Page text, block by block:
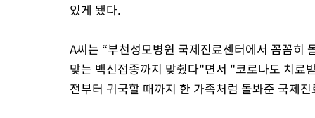
있게 됐다.
A씨는 “부천성모병원 국제진료센터에서 꼼꼼히
맞는 백신접종까지 맞췄다"면서 "코로나도 치료
전부터 귀국할 때까지 한 가족처럼 돌봐준 국제